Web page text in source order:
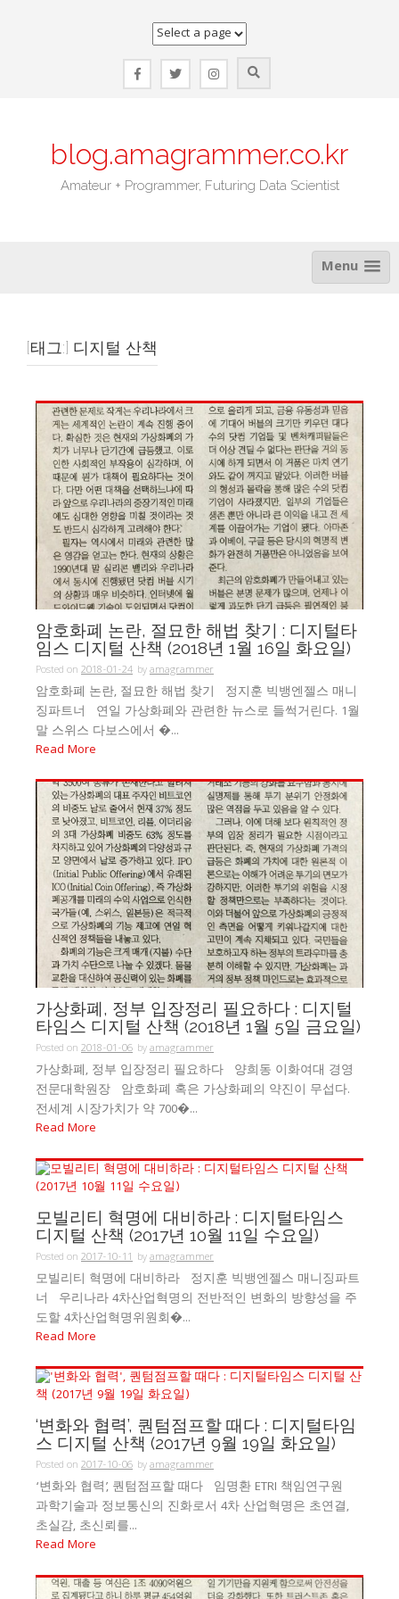
blog.amagrammer.co.kr
Amateur + Programmer, Futuring Data Scientist
Menu
[태그:] 디지털 산책
암호화폐 논란, 절묘한 해법 찾기 : 디지털타
임스 디지털 산책 (2018년 1월 16일 화요일)
Posted on 2018-01-24 byamagrammer
암호화폐 논란, 절묘한 해법 찾기 정지훈 빅뱅엔젤스 매니
징파트너 연일 가상화폐와 관련한 뉴스로 들썩거린다. 1월
말 스위스 다보스에서 �...
Read More
가상화폐, 정부 입장정리 필요하다 : 디지털
타임스 디지털 산책 (2018년 1월 5일 금요일)
Posted on 2018-01-06 byamagrammer
가상화폐, 정부 입장정리 필요하다 양희동 이화여대 경영
전문대학원장 암호화폐 혹은 가상화폐의 약진이 무섭다.
전세계 시장가치가 약 700�...
Read More
모빌리티 혁명에 대비하라 : 디지털타임스
디지털 산책 (2017년 10월 11일 수요일)
Posted on 2017-10-11 byamagrammer
모빌리티 혁명에 대비하라 정지훈 빅뱅엔젤스 매니징파트
너 우리나라 4차산업혁명의 전반적인 변화의 방향성을 주
도할 4차산업혁명위원회�...
Read More
‘변화와 협력’, 퀀텀점프할 때다 : 디지털타임
스 디지털 산책 (2017년 9월 19일 화요일)
Posted on 2017-10-06 byamagrammer
‘변화와 협력’, 퀀텀점프할 때다 임명환 ETRI 책임연구원
과학기술과 정보통신의 진화로서 4차 산업혁명은 초연결,
초실감, 초신뢰를...
Read More